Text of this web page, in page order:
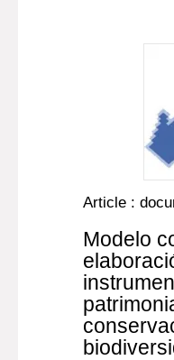
Article :
Modelo